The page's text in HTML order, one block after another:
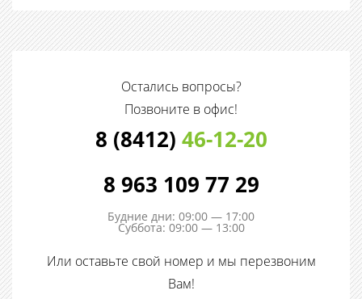
Остались вопросы?
Позвоните в офис!
8 (8412) 46-12-20
8 963 109 77 29
Будние дни: 09:00 — 17:00
Суббота: 09:00 — 13:00
Или оставьте свой номер и мы перезвоним
Вам!